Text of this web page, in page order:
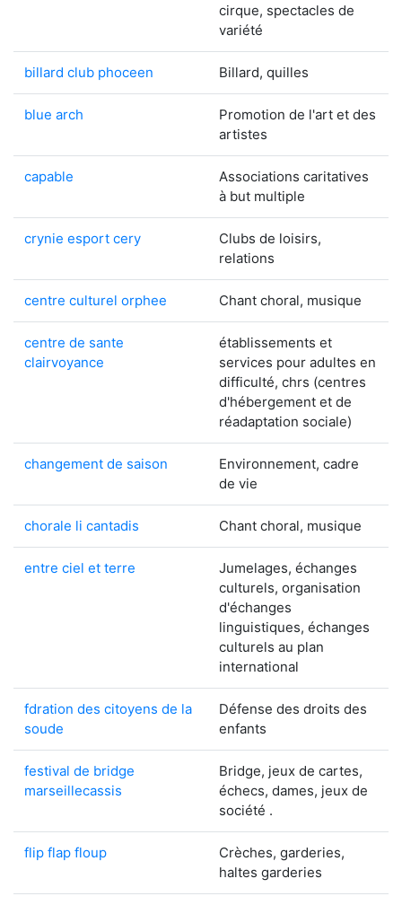
cirque, spectacles de
variété
billard club phoceen Billard, quilles
blue arch
Promotion de l'art et des
artistes
capable
Associations caritatives
à but multiple
crynie esport cery
Clubs de loisirs,
relations
centre culturel orphee Chant choral, musique
centre de sante
clairvoyance
établissements et
services pour adultes en
difficulté, chrs (centres
d'hébergement et de
réadaptation sociale)
changement de saison
Environnement, cadre
de vie
chorale li cantadis Chant choral, musique
entre ciel et terre
Jumelages, échanges
culturels, organisation
d'échanges
linguistiques, échanges
culturels au plan
international
fdration des citoyens de la
soude
Défense des droits des
enfants
festival de bridge
marseillecassis
Bridge, jeux de cartes,
échecs, dames, jeux de
société .
flip flap floup
Crèches, garderies,
haltes garderies